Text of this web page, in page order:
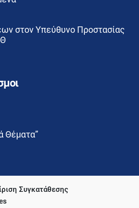
Συγκατάθεσης
στον Υπεύθυνο Προστασίας
Θέματα”